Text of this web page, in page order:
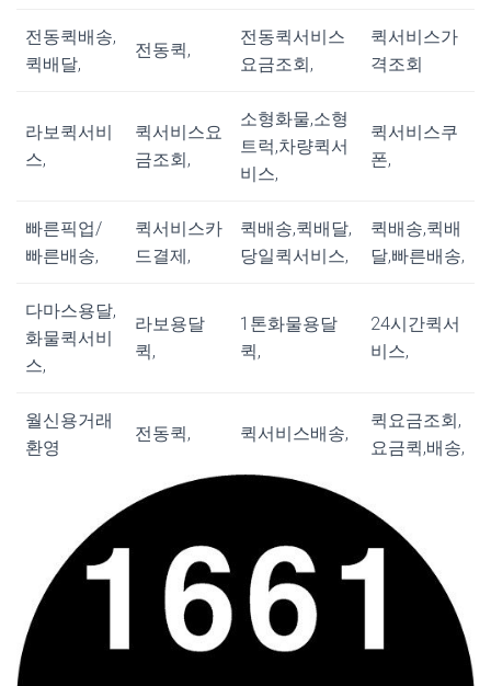
전동퀵배송,
퀵배달,
전동퀵,
전동퀵서비스
요금조회,
퀵서비스가
격조회
라보퀵서비
스,
퀵서비스요
금조회,
소형화물,소형
트럭,차량퀵서
비스,
퀵서비스쿠
폰,
빠른픽업/
빠른배송,
퀵서비스카
드결제,
퀵배송,퀵배달,
당일퀵서비스,
퀵배송,퀵배
달,빠른배송,
다마스용달,
화물퀵서비
스,
라보용달
퀵,
1톤화물용달
퀵,
24시간퀵서
비스,
월신용거래
환영
전동퀵, 퀵서비스배송,
퀵요금조회,
요금퀵,배송,